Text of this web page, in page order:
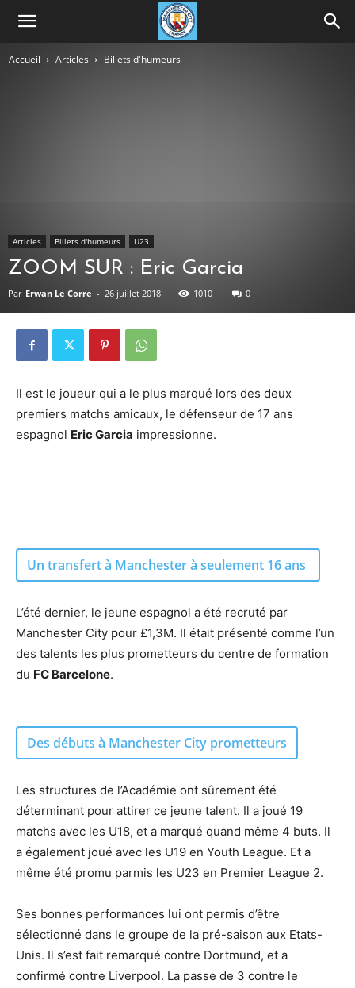
Accueil Articles Billets d'humeurs
Articles Billets d'humeurs U23
ZOOM SUR : Eric Garcia
Par Erwan Le Corre - 26 juillet 2018 1010 0
Il est le joueur qui a le plus marqué lors des deux
premiers matchs amicaux, le défenseur de 17 ans
espagnol Eric Garcia impressionne.
Un transfert à Manchester à seulement 16 ans
L’été dernier, le jeune espagnol a été recruté par
Manchester City pour £1,3M. Il était présenté comme l’un
des talents les plus prometteurs du centre de formation
du FC Barcelone.
Des débuts à Manchester City prometteurs
Les structures de l’Académie ont sûrement été
déterminant pour attirer ce jeune talent. Il a joué 19
matchs avec les U18, et a marqué quand même 4 buts. Il
a également joué avec les U19 en Youth League. Et a
même été promu parmis les U23 en Premier League 2.
Ses bonnes performances lui ont permis d’être
sélectionné dans le groupe de la pré-saison aux Etats-
Unis. Il s’est fait remarqué contre Dortmund, et a
confirmé contre Liverpool. La passe de 3 contre le